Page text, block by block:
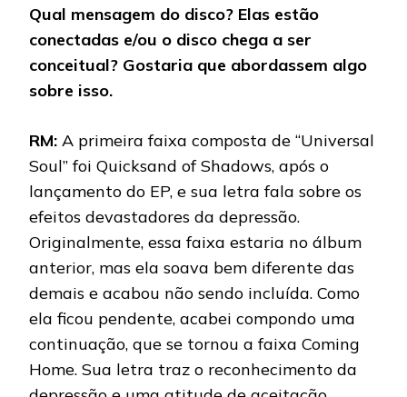
Qual mensagem do disco? Elas estão
conectadas e/ou o disco chega a ser
conceitual? Gostaria que abordassem algo
sobre isso.
RM: A primeira faixa composta de “Universal
Soul” foi Quicksand of Shadows, após o
lançamento do EP, e sua letra fala sobre os
efeitos devastadores da depressão.
Originalmente, essa faixa estaria no álbum
anterior, mas ela soava bem diferente das
demais e acabou não sendo incluída. Como
ela ficou pendente, acabei compondo uma
continuação, que se tornou a faixa Coming
Home. Sua letra traz o reconhecimento da